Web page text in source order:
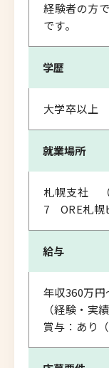
経験者の方
です。
学歴
大学卒以上
就業場所
札幌支社
7 ORE札幌
給与
年収360万円
（経験・実
賞与：あり